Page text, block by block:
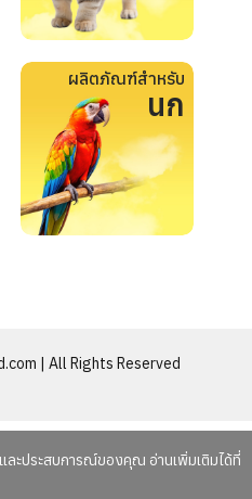
ผลิตภัณฑ์สำหรับ
นก
| All Rights Reserved
ละประสบการณ์ของคุณ อ่านเพิ่มเติมได้ที่